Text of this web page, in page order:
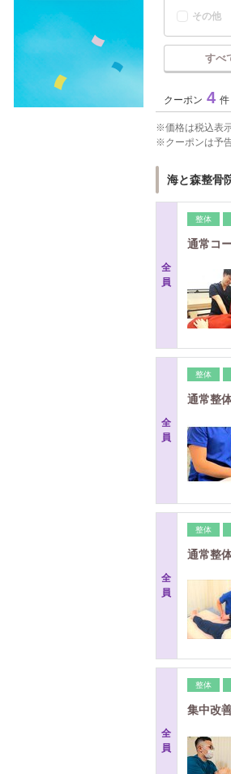
その他
すべ
クーポン 4 件
価格は税込表
クーポンは予
海と森整骨
全
員
整体
通常コ
全
員
整体
通常整
全
員
整体
通常整
全
員
整体
集中改